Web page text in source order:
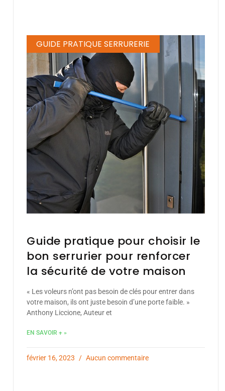
GUIDE PRATIQUE SERRURERIE
Guide pratique pour choisir le
bon serrurier pour renforcer
la sécurité de votre maison
« Les voleurs n’ont pas besoin de clés pour entrer dans
votre maison, ils ont juste besoin d’une porte faible. »
Anthony Liccione, Auteur et
EN SAVOIR + »
février 16, 2023 Aucun commentaire